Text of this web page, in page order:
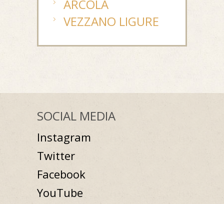
ARCOLA
VEZZANO LIGURE
SOCIAL MEDIA
Instagram
Twitter
Facebook
YouTube